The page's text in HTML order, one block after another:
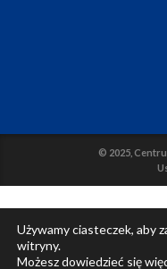
© 2025,
Używamy ciasteczek, aby
witryny.
Możesz dowiedzieć się